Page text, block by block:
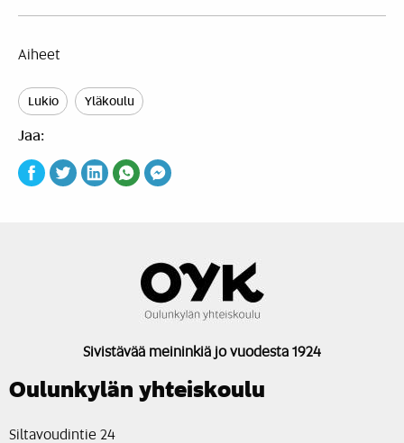
Aiheet
Lukio Yläkoulu
Jaa:
Sivistävää meininkiä jo vuodesta 1924
Oulunkylän yhteiskoulu
Siltavoudintie 24